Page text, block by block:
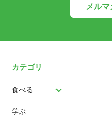
メル
カテゴリ
食べる
パン
学ぶ